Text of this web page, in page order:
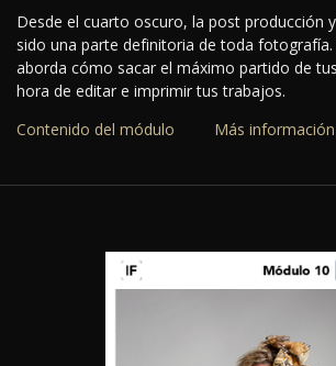
Desde el cuarto oscuro, la post producción
sido una parte definitoria de toda
aborda cómo sacar el máximo partido de
hora de editar e imprimir tus trabajos.
Contenido del módulo
Más